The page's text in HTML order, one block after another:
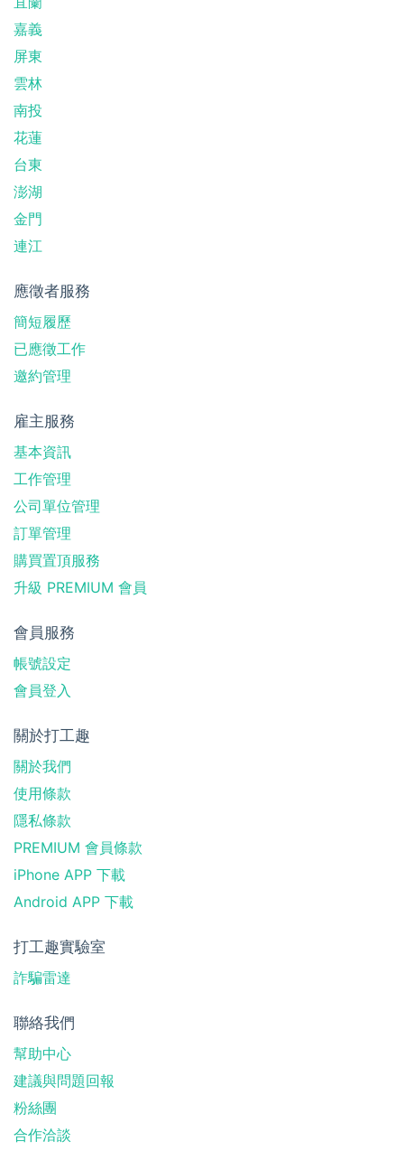
嘉義
屏東
雲林
南投
花蓮
台東
澎湖
金門
連江
應徵者服務
簡短履歷
已應徵工作
邀約管理
雇主服務
基本資訊
工作管理
公司單位管理
訂單管理
購買置頂服務
升級 PREMIUM 會員
會員服務
帳號設定
會員登入
關於打工趣
關於我們
使用條款
隱私條款
PREMIUM 會員條款
iPhone APP 下載
Android APP 下載
打工趣實驗室
詐騙雷達
聯絡我們
幫助中心
建議與問題回報
粉絲團
合作洽談